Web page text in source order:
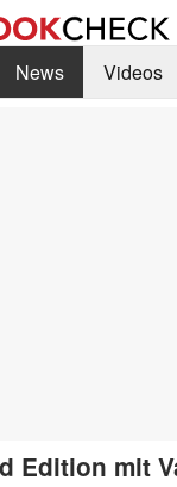
News
Videos
Edition mit